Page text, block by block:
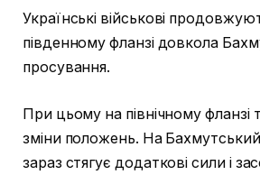
Українські військові
південному фланзі довкола
просування.
При цьому на північному фланзі
зміни положень. На
зараз стягує додаткові сили і